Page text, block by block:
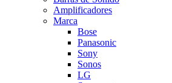
Amplificadores
Marca
Bose
Panasonic
Sony
Sonos
LG